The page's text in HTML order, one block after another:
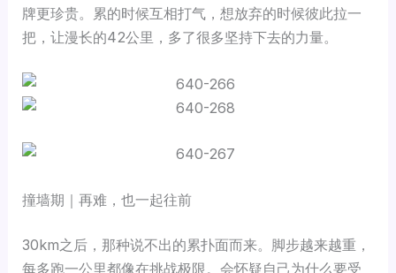
牌更珍贵。 累的时候互相打气，想放弃的时候彼此拉一
把，让漫长的42公里，多了很多坚持下去的力量。
撞墙期｜再难，也一起往前
30km之后，那种说不出的累扑面而来。脚步越来越重，
每多跑一公里都像在挑战极限。会怀疑自己为什么要受